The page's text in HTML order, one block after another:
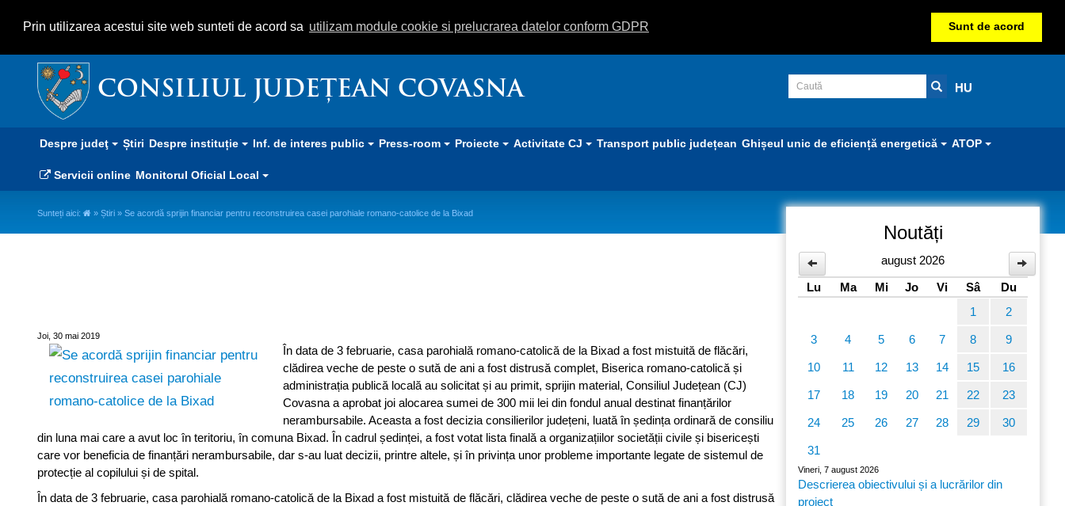
Prin utilizarea acestui site web sunteti de acord sa utilizam module cookie si prelucrarea datelor conform GDPR Sunt de acord
CONSILIUL JUDEȚEAN COVASNA HU
Despre judeţ Știri Despre instituție Inf. de interes public Press-room Proiecte Activitate CJ Transport public județean Ghișeul unic de eficiență energetică ATOP
Servicii online Monitorul Oficial Local
Sunteți aici: » Știri » Se acordă sprijin financiar pentru reconstruirea casei parohiale romano-catolice de la Bixad
Joi, 30 mai 2019
În data de 3 februarie, casa parohială romano-catolică de la Bixad a fost mistuită de flăcări,
clădirea veche de peste o sută de ani a fost distrusă complet, Biserica romano-catolică și
administrația publică locală au solicitat și au primit, sprijin material, Consiliul Județean (CJ)
Covasna a aprobat joi alocarea sumei de 300 mii lei din fondul anual destinat finanțărilor
nerambursabile. Aceasta a fost decizia consilierilor județeni, luată în ședința ordinară de consiliu
din luna mai care a avut loc în teritoriu, în comuna Bixad. În cadrul ședinței, a fost votat lista finală a organizațiilor societății civile și bisericești
care vor beneficia de finanțări nerambursabile, dar s-au luat decizii, printre altele, și în privința unor probleme importante legate de sistemul de
protecție al copilului și de spital.
În data de 3 februarie, casa parohială romano-catolică de la Bixad a fost mistuită de flăcări, clădirea veche de peste o sută de ani a fost distrusă
Noutăți
august 2026
Lu
Ma Mi Jo Vi Sâ
Du
1
2
3 4 5 6 7 8 9
10 11 12 13 14 15 16
17 18 19 20 21 22 23
24 25 26 27 28 29 30
31
Vineri, 7 august 2026
Descrierea obiectivului și a lucrărilor din
proiect